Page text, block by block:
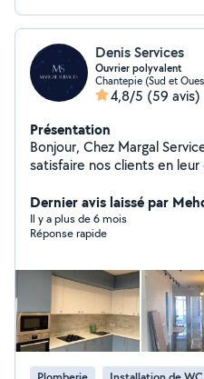
Denis Services
Ouvrier polyvalent
Chantepie (Sud et
4,8/5 (59 avis)
Présentation
Bonjour, Chez Margal Services, notre priorité est de
satisfaire nos clients en
mettons notre savoir-faire à
plaisir que nous rendrons
Nous proposons une large
bricolage, menuiserie,
placo, serrurerie,
parquet, revêtement de sol,
de salles de bain, ainsi que
Nous intervenons à Renne
les services réunis pour
Dernier avis laissé par
Il y a plus de 6 mois
Réponse rapide